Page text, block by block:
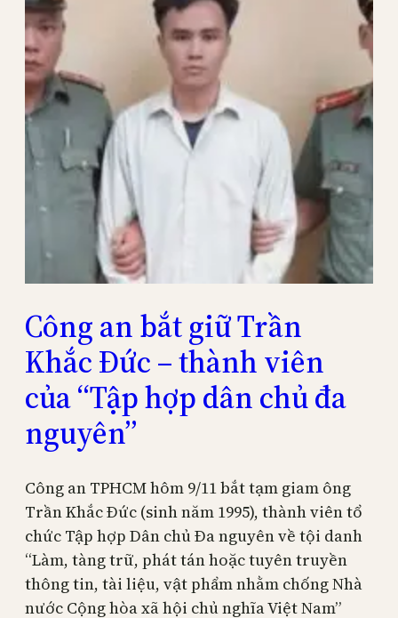
Công an bắt giữ Trần
Khắc Đức – thành viên
của “Tập hợp dân chủ đa
nguyên”
Công an TPHCM hôm 9/11 bắt tạm giam ông
Trần Khắc Đức (sinh năm 1995), thành viên tổ
chức Tập hợp Dân chủ Đa nguyên về tội danh
“Làm, tàng trữ, phát tán hoặc tuyên truyền
thông tin, tài liệu, vật phẩm nhằm chống Nhà
nước Cộng hòa xã hội chủ nghĩa Việt Nam”